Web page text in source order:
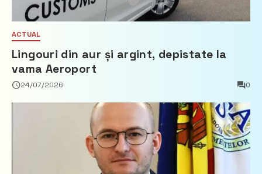
ACTUAL
Lingouri din aur și argint, depistate la
vama Aeroport
24/07/2026 0